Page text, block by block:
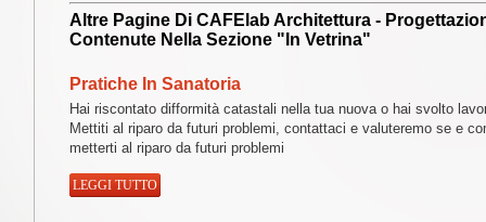
Altre Pagine Di CAFElab Architettura -
Contenute Nella Sezione " In Vetrina"
Pratiche In Sanatoria
Hai riscontato difformità catastali nella tua nuova o hai svolto
Mettiti al riparo da futuri problemi, contattaci e valuteremo se e
metterti al riparo da futuri problemi
LEGGI TUTTO